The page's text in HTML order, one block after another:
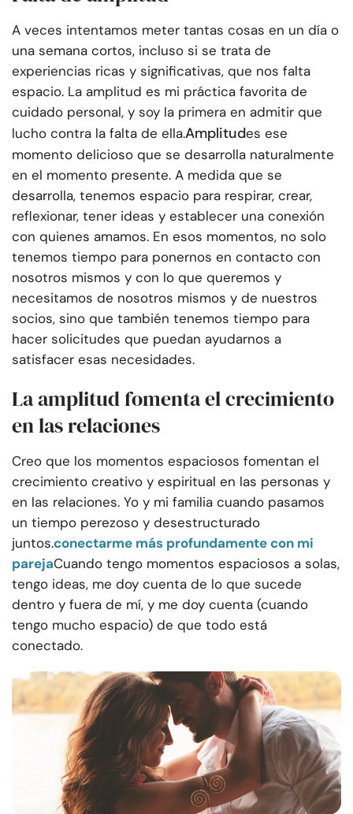
A veces intentamos meter tantas cosas en un día o
una semana cortos, incluso si se trata de
experiencias ricas y significativas, que nos falta
espacio. La amplitud es mi práctica favorita de
cuidado personal, y soy la primera en admitir que
lucho contra la falta de ella.Amplitudes ese
momento delicioso que se desarrolla naturalmente
en el momento presente. A medida que se
desarrolla, tenemos espacio para respirar, crear,
reflexionar, tener ideas y establecer una conexión
con quienes amamos. En esos momentos, no solo
tenemos tiempo para ponernos en contacto con
nosotros mismos y con lo que queremos y
necesitamos de nosotros mismos y de nuestros
socios, sino que también tenemos tiempo para
hacer solicitudes que puedan ayudarnos a
satisfacer esas necesidades.
La amplitud fomenta el crecimiento
en las relaciones
Creo que los momentos espaciosos fomentan el
crecimiento creativo y espiritual en las personas y
en las relaciones. Yo y mi familia cuando pasamos
un tiempo perezoso y desestructurado
juntos.conectarme más profundamente con mi
parejaCuando tengo momentos espaciosos a solas,
tengo ideas, me doy cuenta de lo que sucede
dentro y fuera de mí, y me doy cuenta (cuando
tengo mucho espacio) de que todo está
conectado.